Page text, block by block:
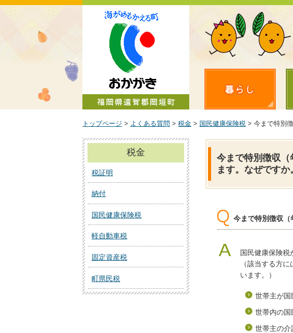
トップページ > よくある質問 > 税金 > 国民健康保険税 > 今まで特別
今まで特別徴収
ます。なぜですか
今まで特別徴収（
国民健康保険税
（該当する方
います。）
世帯主が国
世帯内の国
世帯主の介
税金
税証明
納付
国民健康保険税
軽自動車税
固定資産税
町県民税